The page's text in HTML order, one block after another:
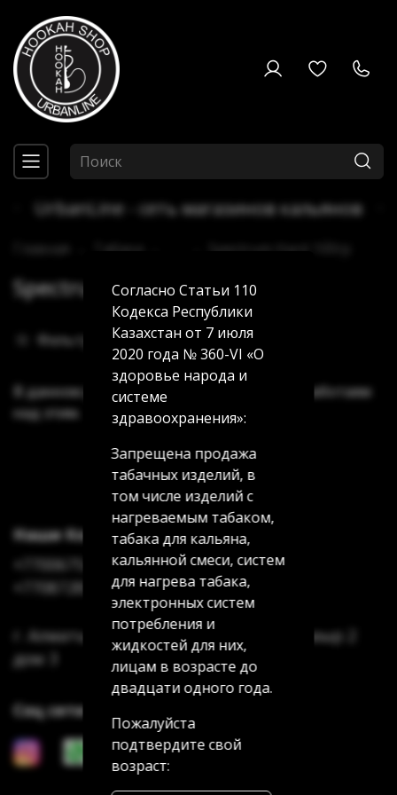
UrbanLine - сеть магазинов кальянов
Табаки
Spectrum Hard 100гр
Фильтры
В данном разделе пока нет товаров. Мы работаем
над этим.
Наши Контакты
+77006754622
+77087285185
г. Алматы Аксай 3 дом 7 г. Алматы Мамыр 2
дом 3
Соц сети
Согласно Статьи 110
Кодекса Республики
Казахстан от 7 июля
2020 года № 360-VI «О
здоровье народа и
системе
здравоохранения»:
Запрещена продажа
табачных изделий, в
том числе изделий с
нагреваемым табаком,
табака для кальяна,
кальянной смеси, систем
для нагрева табака,
электронных систем
потребления и
жидкостей для них,
лицам в возрасте до
двадцати одного года.
Пожалуйста
подтвердите свой
возраст: